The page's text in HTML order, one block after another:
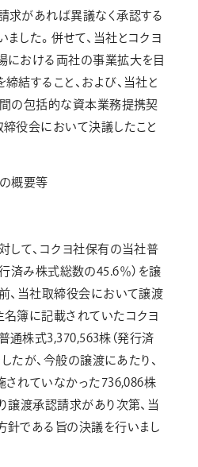
求があれば異議なく承認する
した。併せて、当社とコクヨ
における両社の事業拡大を目
結すること、および、当社と
間の包括的な資本業務提携契
役会において決議したこと
概要等
して、コクヨ社保有の当社普
済み株式総数の45.6％）を譲
、当社取締役会において譲渡
名簿に記載されていたコクヨ
通株式3,370,563株（発行済
たが、今般の譲渡にあたり、
されていなかった736,086株
譲渡承認請求があり次第、当
針である旨の決議を行いまし